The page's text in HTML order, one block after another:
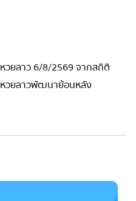
หวยลาว 6/8/2569 จากสถิติ
หวยลาวพัฒนาย้อนหลัง